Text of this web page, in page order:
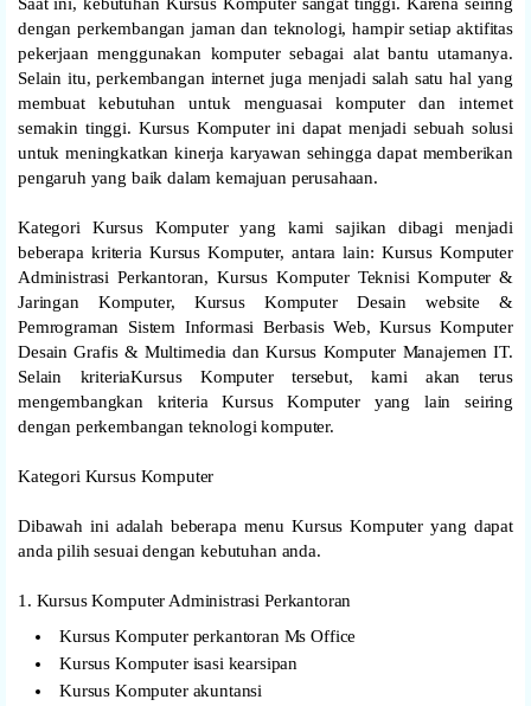
dengan perkembangan jaman dan teknologi, hampir setiap aktifitas
pekerjaan menggunakan komputer sebagai alat bantu utamanya.
Selain itu, perkembangan internet juga menjadi salah satu hal yang
membuat kebutuhan untuk menguasai komputer dan internet
semakin tinggi. Kursus Komputer ini dapat menjadi sebuah solusi
untuk meningkatkan kinerja karyawan sehingga dapat memberikan
pengaruh yang baik dalam kemajuan perusahaan.
Kategori Kursus Komputer yang kami sajikan dibagi menjadi
beberapa kriteria Kursus Komputer, antara lain: Kursus Komputer
Administrasi Perkantoran, Kursus Komputer Teknisi Komputer &
Jaringan Komputer, Kursus Komputer Desain website &
Pemrograman Sistem Informasi Berbasis Web, Kursus Komputer
Desain Grafis & Multimedia dan Kursus Komputer Manajemen IT.
Selain kriteriaKursus Komputer tersebut, kami akan terus
mengembangkan kriteria Kursus Komputer yang lain seiring
dengan perkembangan teknologi komputer.
Kategori Kursus Komputer
Dibawah ini adalah beberapa menu Kursus Komputer yang dapat
anda pilih sesuai dengan kebutuhan anda.
1. Kursus Komputer Administrasi Perkantoran
Kursus Komputer perkantoran Ms Office
Kursus Komputer isasi kearsipan
Kursus Komputer akuntansi